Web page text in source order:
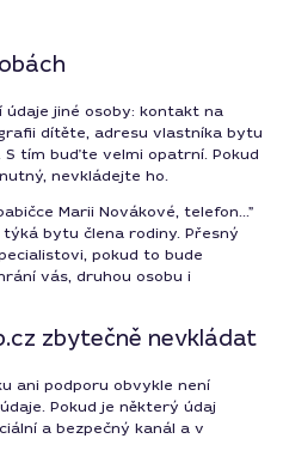
údaje jiné osoby: kontakt na
dítěte, adresu vlastníka bytu
tím buďte velmi opatrní. Pokud
nevkládejte ho.
Marii Novákové, telefon...”
týká bytu člena rodiny. Přesný
pokud to bude
vás, druhou osobu i
zbytečně nevkládat
ani podporu obvykle není
Pokud je některý údaj
a bezpečný kanál a v